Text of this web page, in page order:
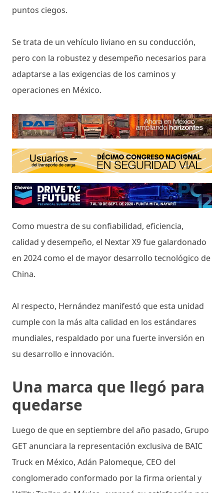
puntos ciegos.
Se trata de un vehículo liviano en su conducción,
pero con la robustez y desempeño necesarios para
adaptarse a las exigencias de los caminos y
operaciones en México.
Como muestra de su confiabilidad, eficiencia,
calidad y desempeño, el Nextar X9 fue galardonado
en 2024 como el de mayor desarrollo tecnológico de
China.
Al respecto, Hernández manifestó que esta unidad
cumple con la más alta calidad en los estándares
mundiales, respaldado por una fuerte inversión en
su desarrollo e innovación.
Una marca que llegó para
quedarse
Luego de que en septiembre del año pasado, Grupo
GET anunciara la representación exclusiva de BAIC
Truck en México, Adán Palomeque, CEO del
conglomerado conformado por la firma oriental y